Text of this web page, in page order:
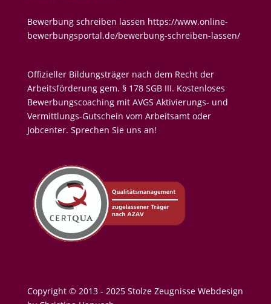
Bewerbung schreiben lassen https://www.online-
bewerbungsportal.de/bewerbung-schreiben-lassen/
Offizieller Bildungsträger nach dem Recht der
Arbeitsförderung gem. § 178 SGB III. Kostenloses
Bewerbungscoaching mit AVGS Aktivierungs- und
Vermittlungs-Gutschein vom Arbeitsamt oder
Jobcenter. Sprechen Sie uns an!
Copyright © 2013 - 2025 Stolze Zeugnisse Webdesign